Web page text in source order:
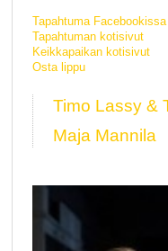
Tapahtuma Facebookissa
Tapahtuman kotisivut
Keikkapaikan kotisivut
Osta lippu
Timo Lassy &
Maja Mannila